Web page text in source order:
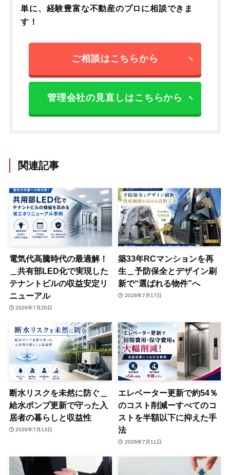
単に、 経験豊富な不動産のプロに相談できま
す！
ご相談はこちらから
管理会社の見直しはこちらから
関連記事
電気代高騰時代の最適解！
＿共有部LED化で実現した
テナントビルの収益安定リ
ニューアル
2026年7月20日
築33年RCマンションを再
生＿予防保全とデザイン刷
新で“選ばれる物件”へ
2026年7月17日
断水リスクを未然に防ぐ＿
給水ポンプ更新で守った入
居者の暮らしと収益性
2026年7月13日
エレベーター更新で約54％
のコスト削減ーすべてのコ
ストを半額以下に抑えた手
法
2026年7月11日